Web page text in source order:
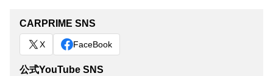
CARPRIME SNS
X FaceBook
公式YouTube SNS